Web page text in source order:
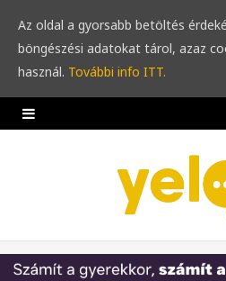
Az oldal a gyorsabb betöltés
böngészési adatokat tárol, azaz
használ. További info ITT.